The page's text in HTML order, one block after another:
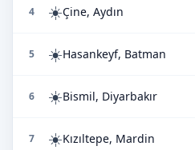
4 ☀️Çine, Aydın
5 ☀️Hasankeyf, Batman
6 ☀️Bismil, Diyarbakır
7 ☀️Kızıltepe, Mardin